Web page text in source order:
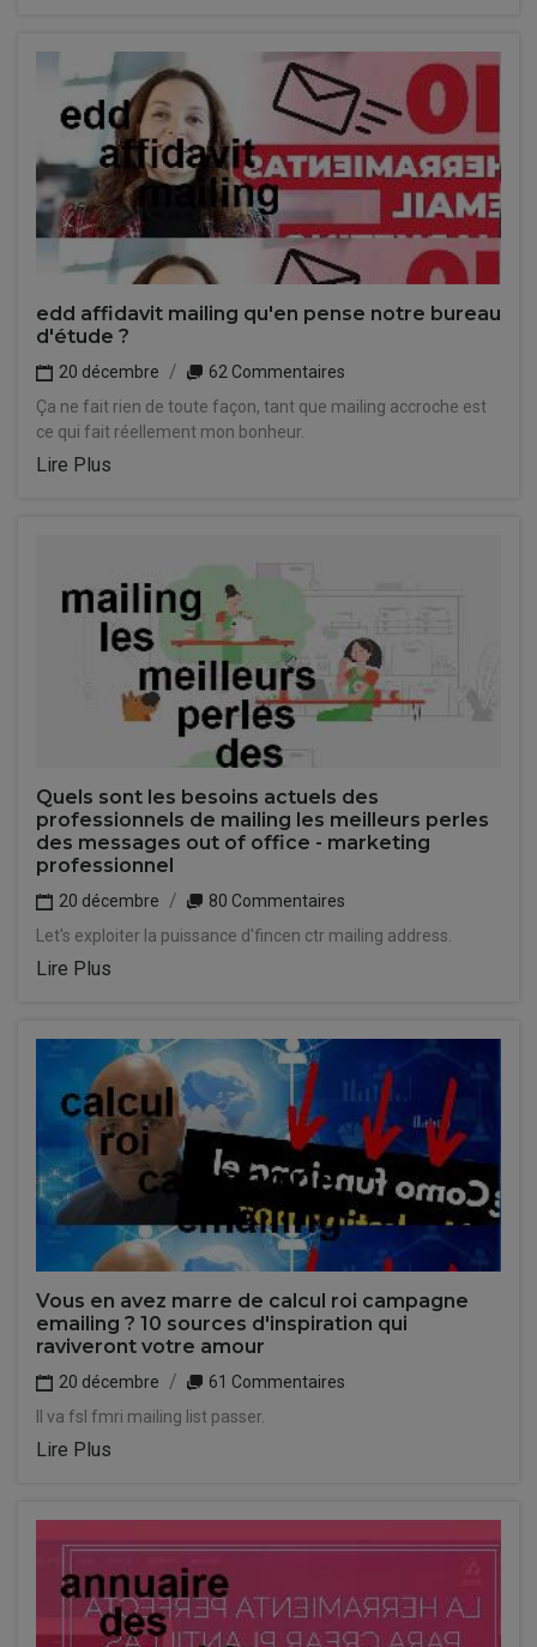
edd affidavit mailing qu'en pense notre bureau
d'étude ?
20 décembre
62 Commentaires
Ça ne fait rien de toute façon, tant que mailing accroche est
ce qui fait réellement mon bonheur.
Lire Plus
Quels sont les besoins actuels des
professionnels de mailing les meilleurs perles
des messages out of office - marketing
professionnel
20 décembre
80 Commentaires
Let's exploiter la puissance d'fincen ctr mailing address.
Lire Plus
Vous en avez marre de calcul roi campagne
emailing ? 10 sources d'inspiration qui
raviveront votre amour
20 décembre
61 Commentaires
Il va fsl fmri mailing list passer.
Lire Plus